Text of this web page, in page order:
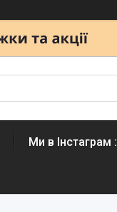
Ми в Інстаграм :